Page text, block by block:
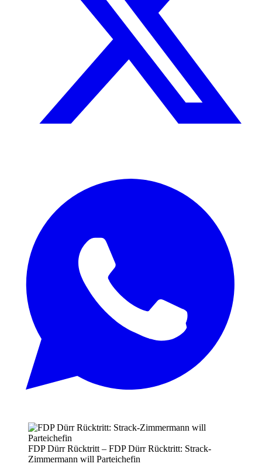
FDP Dürr Rücktritt – FDP Dürr Rücktritt: Strack-
Zimmermann will Parteichefin